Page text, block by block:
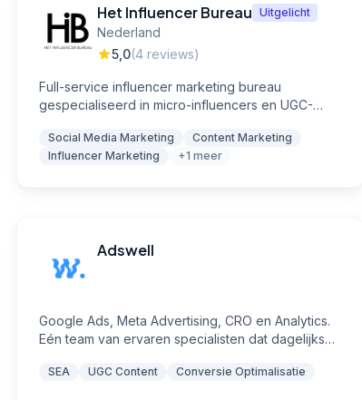
Het Influencer Bureau Uitgelicht
Nederland
5,0(4 reviews)
Full-service influencer marketing bureau
gespecialiseerd in micro-influencers en UGC-
Social Media Marketing
Content Marketing
Influencer Marketing
+1 meer
Adswell
Google Ads, Meta Advertising, CRO en Analytics.
Eén team van ervaren specialisten dat dagelijks
alleen resultaat.
SEA UGC Content Conversie Optimalisatie